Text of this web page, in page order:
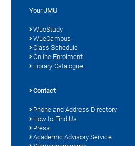
Your JMU
WueStudy
WueCampus
Class Schedule
Online Enrolment
Library Catalogue
Contact
Phone and Address Directory
How to Find Us
Press
Academic Advisory Service